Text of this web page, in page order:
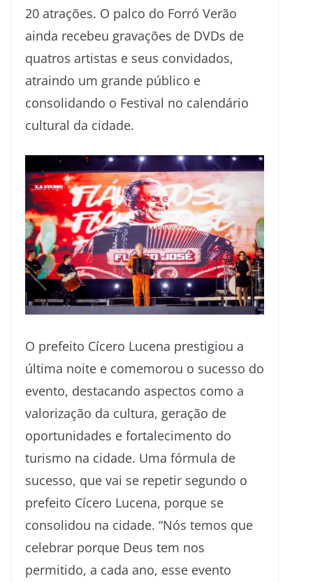
20 atrações. O palco do Forró Verão
ainda recebeu gravações de DVDs de
quatros artistas e seus convidados,
atraindo um grande público e
consolidando o Festival no calendário
cultural da cidade.
O prefeito Cícero Lucena prestigiou a
última noite e comemorou o sucesso do
evento, destacando aspectos como a
valorização da cultura, geração de
oportunidades e fortalecimento do
turismo na cidade. Uma fórmula de
sucesso, que vai se repetir segundo o
prefeito Cícero Lucena, porque se
consolidou na cidade. “Nós temos que
celebrar porque Deus tem nos
permitido, a cada ano, esse evento